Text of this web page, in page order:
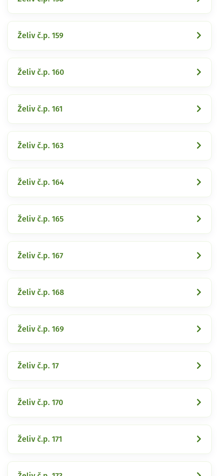
Želiv č.p. 159
Želiv č.p. 160
Želiv č.p. 161
Želiv č.p. 163
Želiv č.p. 164
Želiv č.p. 165
Želiv č.p. 167
Želiv č.p. 168
Želiv č.p. 169
Želiv č.p. 17
Želiv č.p. 170
Želiv č.p. 171